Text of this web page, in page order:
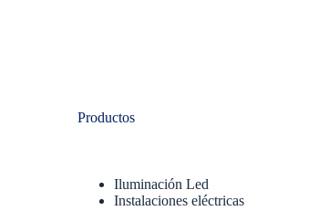
Productos
Iluminación Led
Instalaciones eléctricas